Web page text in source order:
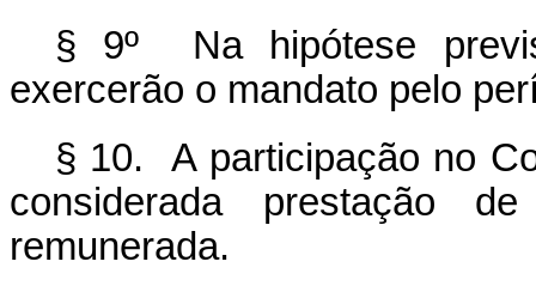
§ 9º Na hipótese
exercerão o mandato pelo
§ 10. A participação no
considerada prestação
remunerada.